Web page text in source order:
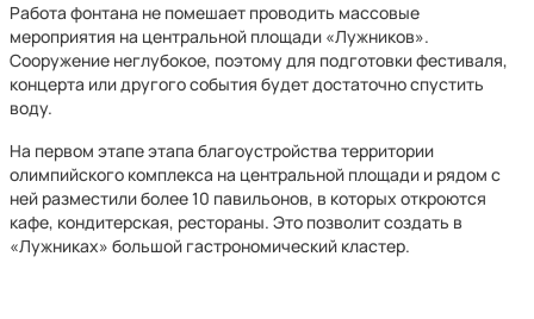
Работа фонтана не помешает проводить массовые
мероприятия на центральной площади «Лужников».
Сооружение неглубокое, поэтому для подготовки фестиваля,
концерта или другого события будет достаточно спустить
воду.
На первом этапе этапа благоустройства территории
олимпийского комплекса на центральной площади и рядом с
ней разместили более 10 павильонов, в которых откроются
кафе, кондитерская, рестораны. Это позволит создать в
«Лужниках» большой гастрономический кластер.